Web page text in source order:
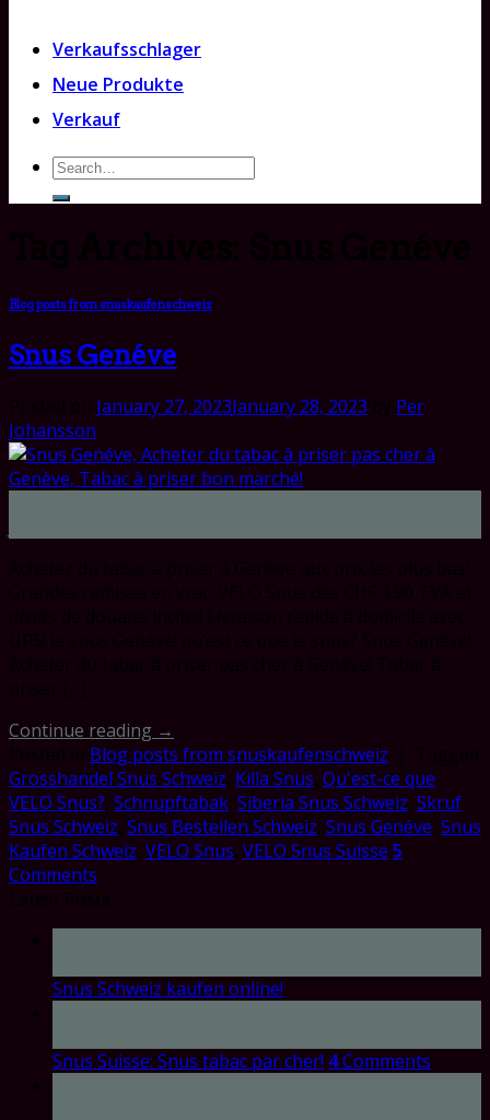
Verkaufsschlager
Neue Produkte
Verkauf
Search
for:
Blog posts from snuskaufenschweiz
Snus Genéve
January 27, 2023January 28, 2023
Per
Johansson
Continue reading →
Blog posts from snuskaufenschweiz
Grosshandel Snus Schweiz Killa Snus Qu'est-ce que
VELO Snus? Schnupftabak Siberia Snus Schweiz Skruf
Snus Schweiz Snus Bestellen Schweiz Snus Genéve Snus
Kaufen Schweiz VELO Snus VELO Snus Suisse 5
Comments
Snus Schweiz kaufen online!
Snus Suisse: Snus tabac par cher! 4Comments